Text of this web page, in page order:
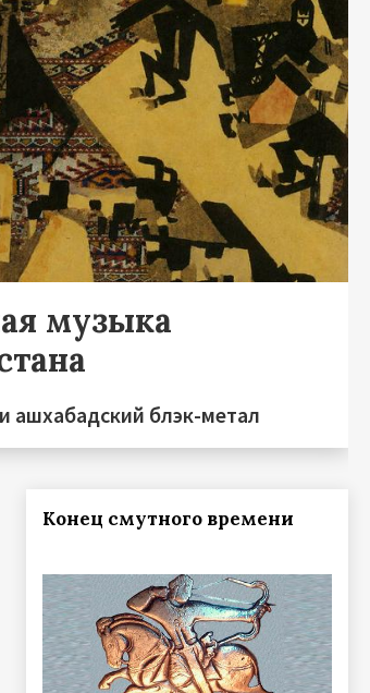
музыка
ашхабадский блэк-метал
Конец смутного времени